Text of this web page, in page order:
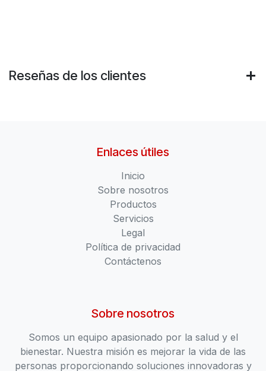
Reseñas de los clientes
Enlaces útiles
Inicio
Sobre nosotros
Productos
Servicios
Legal
Política de privacidad
Contáctenos
Sobre nosotros
Somos un equipo apasionado por la salud y el
bienestar. Nuestra misión es mejorar la vida de las
personas proporcionando soluciones innovadoras y